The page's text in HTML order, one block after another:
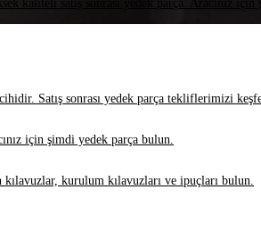
kaliteli satış sonrası yedek parça. Aracınız
Satış sonrası yedek parça tekliflerimizi
için şimdi yedek parça bulun.
kurulum kılavuzları ve ipuçları bulun.